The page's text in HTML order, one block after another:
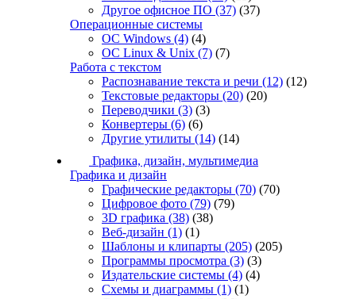
Другое офисное ПО (37) (37)
Операционные системы
ОС Windows (4) (4)
ОС Linux & Unix (7) (7)
Работа с текстом
Распознавание текста и речи (12) (12)
Текстовые редакторы (20) (20)
Переводчики (3) (3)
Конвертеры (6) (6)
Другие утилиты (14) (14)
Графика, дизайн, мультимедиа
Графика и дизайн
Графические редакторы (70) (70)
Цифровое фото (79) (79)
3D графика (38) (38)
Веб-дизайн (1) (1)
Шаблоны и клипарты (205) (205)
Программы просмотра (3) (3)
Издательские системы (4) (4)
Схемы и диаграммы (1) (1)